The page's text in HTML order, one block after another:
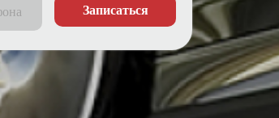
Записаться